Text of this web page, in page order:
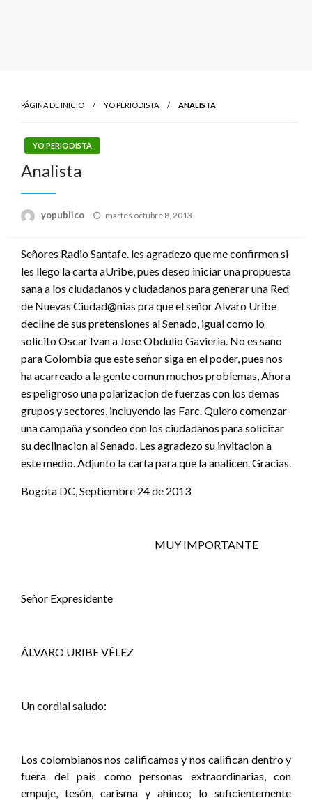
PÁGINA DE INICIO YO PERIODISTA ANALISTA
YO PERIODISTA
Analista
yopublico
Publicado
martes octubre 8, 2013
Señores Radio Santafe. les agradezo que me confirmen si
les llego la carta aUribe, pues deseo iniciar una propuesta
sana a los ciudadanos y ciudadanos para generar una Red
de Nuevas Ciudad@nias pra que el señor Alvaro Uribe
decline de sus pretensiones al Senado, igual como lo
solicito Oscar Ivan a Jose Obdulio Gavieria. No es sano
para Colombia que este señor siga en el poder, pues nos
ha acarreado a la gente comun muchos problemas, Ahora
es peligroso una polarizacion de fuerzas con los demas
grupos y sectores, incluyendo las Farc. Quiero comenzar
una campaña y sondeo con los ciudadanos para solicitar
su declinacion al Senado. Les agradezo su invitacion a
este medio. Adjunto la carta para que la analicen. Gracias.
Bogota DC, Septiembre 24 de 2013
MUY IMPORTANTE
Señor Expresidente
ÁLVARO URIBE VÉLEZ
Un cordial saludo:
Los colombianos nos calificamos y nos califican dentro y
fuera del país como personas extraordinarias, con
empuje, tesón, carisma y ahínco; lo suficientemente